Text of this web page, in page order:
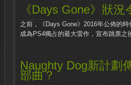
《Days Gone》狀
之前，《Days Gone》2016年公佈的
成為PS4獨占的最大雷作，宣布跳票之
Naughty Dog新計劃
部曲？